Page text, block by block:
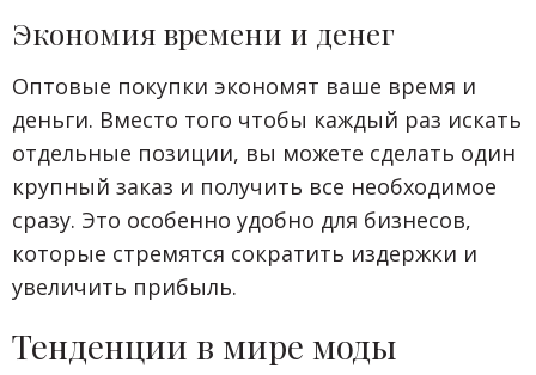
Экономия времени и денег
Оптовые покупки экономят ваше время и
деньги. Вместо того чтобы каждый раз искать
отдельные позиции, вы можете сделать один
крупный заказ и получить все необходимое
сразу. Это особенно удобно для бизнесов,
которые стремятся сократить издержки и
увеличить прибыль.
Тенденции в мире моды